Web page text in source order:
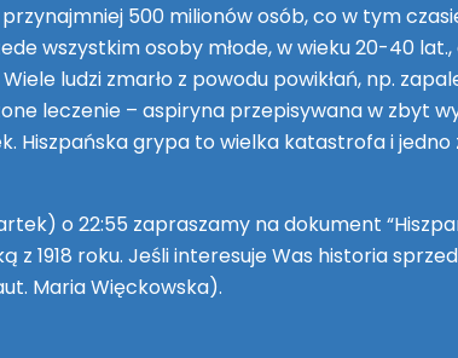
500 milionów osób, co w tym
wszystkim osoby młode, w wieku 20-40
ludzi zmarło z powodu powikłań, np.
leczenie – aspiryna przepisywana w zbyt
Hiszpańska grypa to wielka katastrofa i
o 22:55 zapraszamy na dokument
z 1918 roku. Jeśli interesuje Was historia
Maria Więckowska).